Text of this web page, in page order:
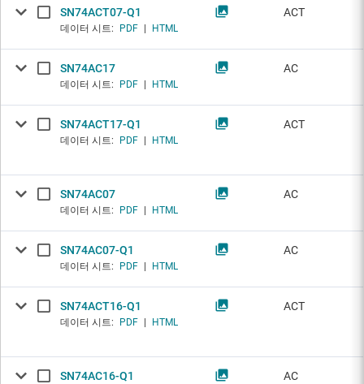
SN74ACT07-Q1
데이터 시트: PDF HTML
ACT
SN74AC17
데이터 시트: PDF HTML
AC
SN74ACT17-Q1
데이터 시트: PDF HTML
ACT
SN74AC07
데이터 시트: PDF HTML
AC
SN74AC07-Q1
데이터 시트: PDF HTML
AC
SN74ACT16-Q1
데이터 시트: PDF HTML
ACT
SN74AC16-Q1 AC